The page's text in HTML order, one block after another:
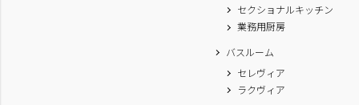
セクショナルキッチン
業務用厨房
バスルーム
セレヴィア
ラクヴィア